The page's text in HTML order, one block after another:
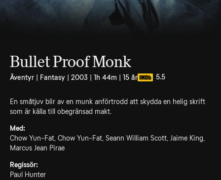
Bullet Proof Monk
Äventyr | Fantasy | 2003 | 1h 44m | 15 år 5.5
En småtjuv blir av en munk anförtrodd att skydda en helig skrift
som är källa till obegränsad makt.
Med:
Chow Yun-Fat, Chow Yun-Fat, Seann William Scott, Jaime King,
Marcus Jean Pirae
Regissör:
Paul Hunter